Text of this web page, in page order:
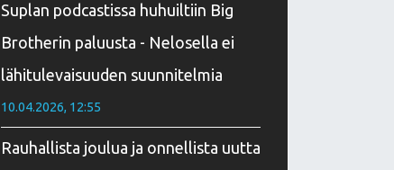
Suplan podcastissa huhuiltiin Big
Brotherin paluusta - Nelosella ei
lähitulevaisuuden suunnitelmia
10.04.2026, 12:55
Rauhallista joulua ja onnellista uutta